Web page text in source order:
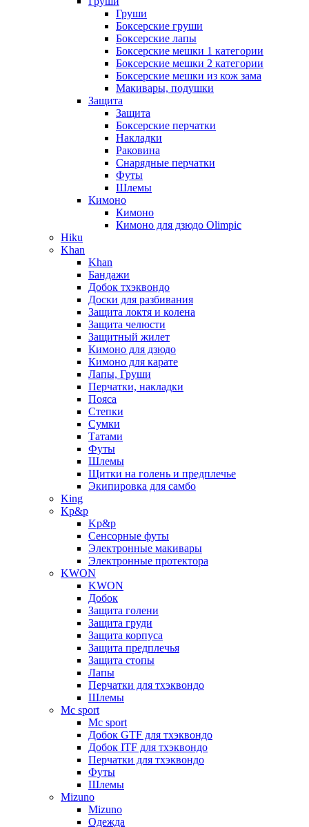
Груши
Боксерские груши
Боксерские лапы
Боксерские мешки 1 категории
Боксерские мешки 2 категории
Боксерские мешки из кож зама
Макивары, подушки
Защита
Защита
Боксерские перчатки
Накладки
Раковина
Снарядные перчатки
Футы
Шлемы
Кимоно
Кимоно
Кимоно для дзюдо Olimpic
Hiku
Khan
Khan
Бандажи
Добок тхэквондо
Доски для разбивания
Защита локтя и колена
Защита челюсти
Защитный жилет
Кимоно для дзюдо
Кимоно для карате
Лапы, Груши
Перчатки, накладки
Пояса
Степки
Сумки
Татами
Футы
Шлемы
Щитки на голень и предплечье
Экипировка для самбо
King
Kp&p
Kp&p
Сенсорные футы
Электронные макивары
Электронные протектора
KWON
KWON
Добок
Защита голени
Защита груди
Защита корпуса
Защита предплечья
Защита стопы
Лапы
Перчатки для тхэквондо
Шлемы
Mс sport
Mс sport
Добок GTF для тхэквондо
Добок ITF для тхэквондо
Перчатки для тхэквондо
Футы
Шлемы
Mizuno
Mizuno
Одежда